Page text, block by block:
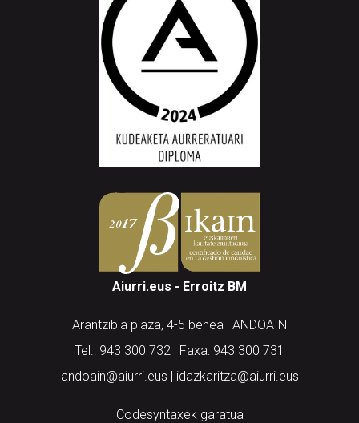
Aiurri.eus - Erroitz BM
Arantzibia plaza, 4-5 behea | ANDOAIN
Tel.: 943 300 732 | Faxa: 943 300 731
andoain@aiurri.eus | idazkaritza@aiurri.eus
Codesyntaxek garatua